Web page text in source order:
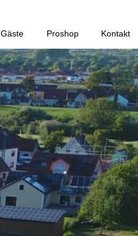
Gäste Proshop Kontakt